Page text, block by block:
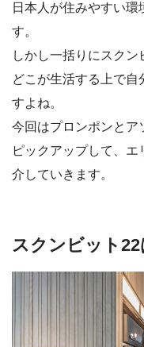
日本人が住みやすい環
す。
しかし一括りにスクン
どこが生活する上で
すよね。
今回はプロンポンとア
ピックアップして、
介していきます。
スクンビット